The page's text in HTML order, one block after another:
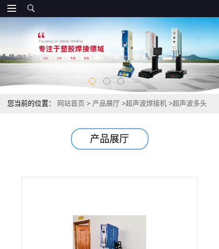
您当前的位置： 网站首页 > 产品展厅 >超声波焊接机 >超声波多头
产品展厅